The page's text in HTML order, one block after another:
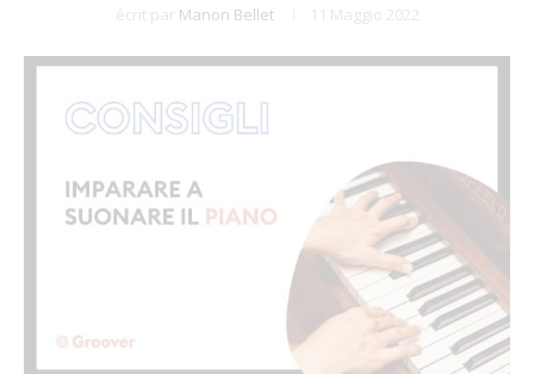
écrit par Manon Bellet 11 Maggio 2022